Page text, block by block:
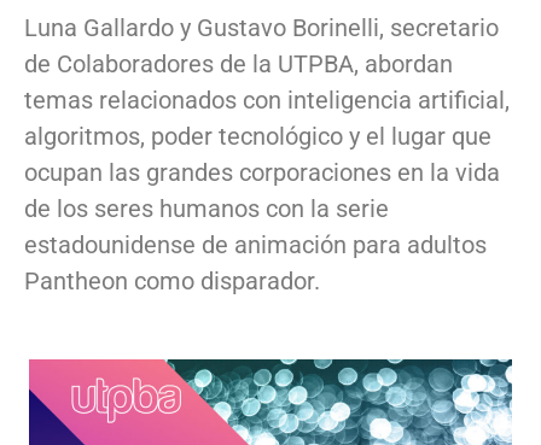
Luna Gallardo y Gustavo Borinelli, secretario
de Colaboradores de la UTPBA, abordan
temas relacionados con inteligencia artificial,
algoritmos, poder tecnológico y el lugar que
ocupan las grandes corporaciones en la vida
de los seres humanos con la serie
estadounidense de animación para adultos
Pantheon como disparador.